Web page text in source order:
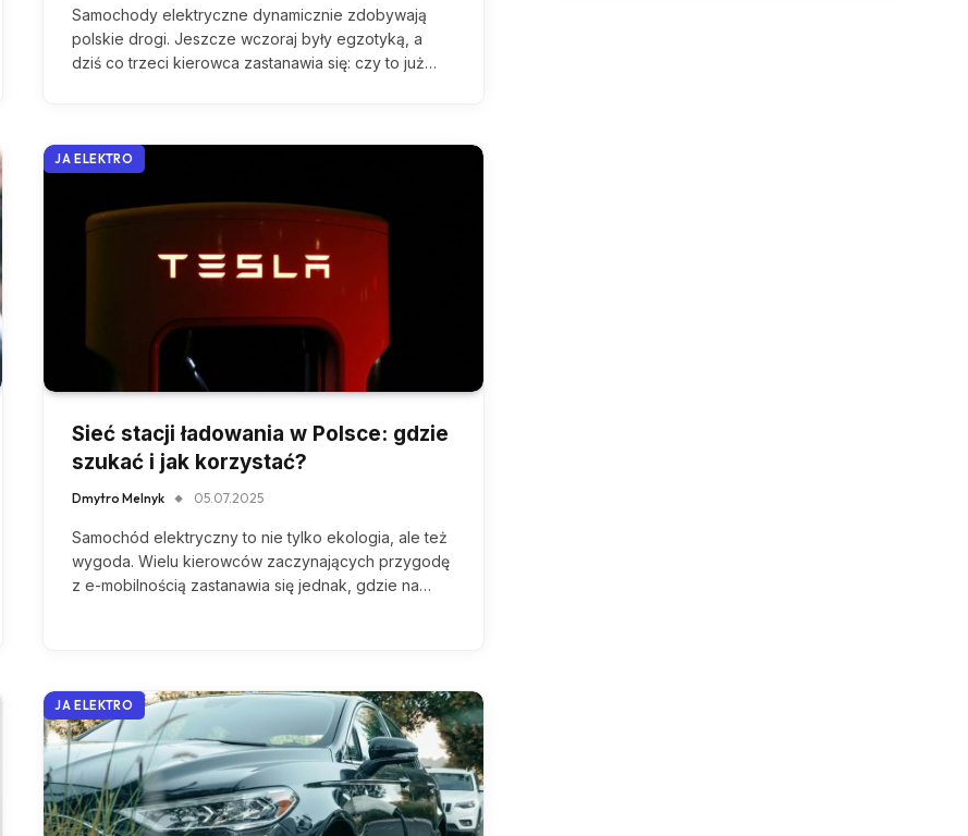
Samochody elektryczne dynamicznie zdobywają
polskie drogi. Jeszcze wczoraj były egzotyką, a
dziś co trzeci kierowca zastanawia się: czy to już…
JA ELEKTRO
Sieć stacji ładowania w Polsce: gdzie
szukać i jak korzystać?
Dmytro Melnyk 05.07.2025
Samochód elektryczny to nie tylko ekologia, ale też
wygoda. Wielu kierowców zaczynających przygodę
z e-mobilnością zastanawia się jednak, gdzie na…
JA ELEKTRO